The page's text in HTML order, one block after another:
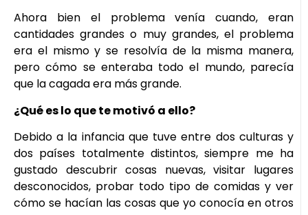
Ahora bien el problema venía cuando, eran
cantidades grandes o muy grandes, el problema
era el mismo y se resolvía de la misma manera,
pero cómo se enteraba todo el mundo, parecía
que la cagada era más grande.
¿Qué es lo que te motivó a ello?
Debido a la infancia que tuve entre dos culturas y
dos países totalmente distintos, siempre me ha
gustado descubrir cosas nuevas, visitar lugares
desconocidos, probar todo tipo de comidas y ver
cómo se hacían las cosas que yo conocía en otros